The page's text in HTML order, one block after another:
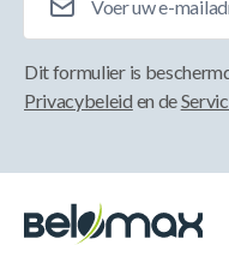
Dit formulier is
Privacybeleid en de